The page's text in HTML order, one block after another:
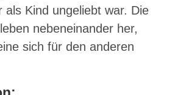
als Kind ungeliebt war. Die
nebeneinander her,
sich für den anderen